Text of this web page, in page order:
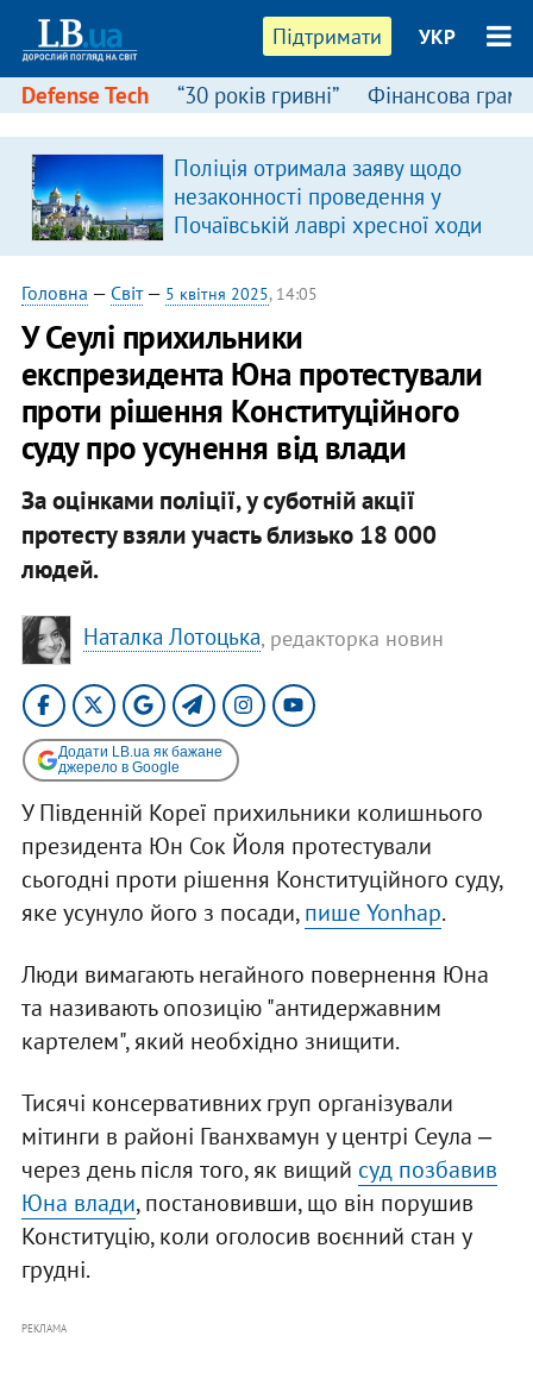
Підтримати УКР
Defense Tech “30 років гривні” Фінансова
Поліція отримала заяву щодо
незаконності проведення у
Почаївській лаврі хресної ходи
Головна — Світ— 5 квітня 2025, 14:05
У Сеулі прихильники
експрезидента Юна протестували
проти рішення Конституційного
суду про усунення від влади
За оцінками поліції, у суботній акції
протесту взяли участь близько 18 000
людей.
Наталка Лотоцька, редакторка новин
Додати LB.ua як бажане
джерело в Google
У Південній Кореї прихильники колишнього
президента Юн Сок Йоля протестували
сьогодні проти рішення Конституційного суду,
яке усунуло його з посади,пише Yonhap.
Люди вимагають негайного повернення Юна
та називають опозицію "антидержавним
картелем", який необхідно знищити.
Тисячі консервативних груп організували
мітинги в районі Гванхвамун у центрі Сеула ‒
через день після того, як вищий суд позбавив
Юна влади, постановивши, що він порушив
Конституцію, коли оголосив воєнний стан у
грудні.
РЕКЛАМА